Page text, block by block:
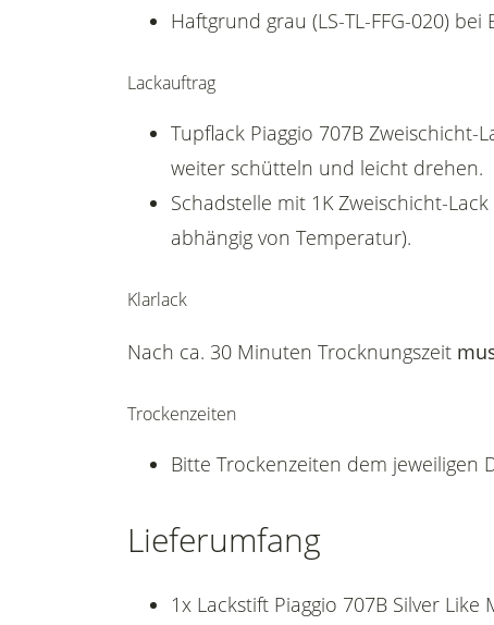
Haftgrund grau (LS-TL-FFG-020)
Lackauftrag
Tupflack Piaggio 707B
weiter schütteln und leicht drehen.
Schadstelle mit 1K Zweischicht-
abhängig von Temperatur).
Klarlack
Nach ca. 30 Minuten Trocknungszeit
Trockenzeiten
Bitte Trockenzeiten dem jeweiligen
Lieferumfang
1x Lackstift Piaggio 707B Silver Like